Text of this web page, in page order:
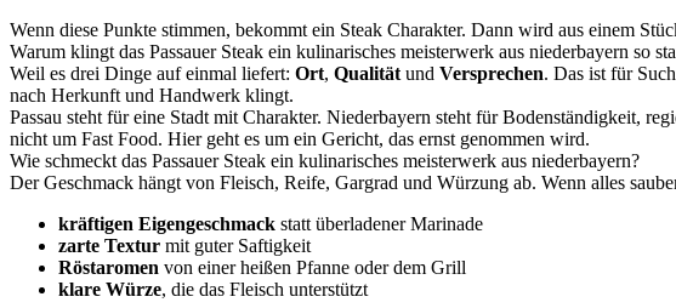
Wenn diese Punkte stimmen, bekommt ein Steak Charakter. Dann wird aus einem
Warum klingt das Passauer Steak ein kulinarisches meisterwerk aus niederbayern so
Weil es drei Dinge auf einmal liefert: Ort, Qualität und Versprechen. Das ist für
nach Herkunft und Handwerk klingt.
Passau steht für eine Stadt mit Charakter. Niederbayern steht für Bodenständigkeit,
nicht um Fast Food. Hier geht es um ein Gericht, das ernst genommen wird.
Wie schmeckt das Passauer Steak ein kulinarisches meisterwerk aus niederbayern?
Der Geschmack hängt von Fleisch, Reife, Gargrad und Würzung ab. Wenn alles
kräftigen Eigengeschmack statt überladener Marinade
zarte Textur mit guter Saftigkeit
Röstaromen von einer heißen Pfanne oder dem Grill
klare Würze, die das Fleisch unterstützt